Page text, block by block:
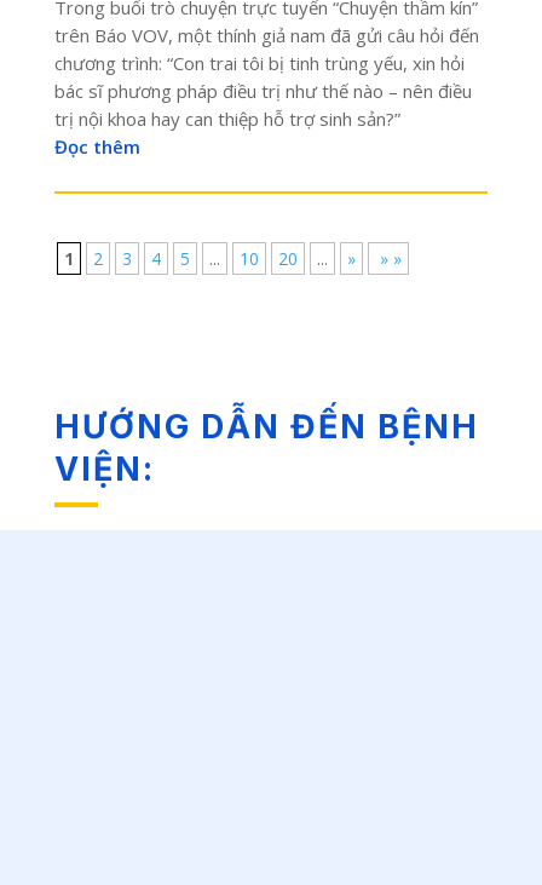
Trong buổi trò chuyện trực tuyến “Chuyện thầm kín”
trên Báo VOV, một thính giả nam đã gửi câu hỏi đến
chương trình: “Con trai tôi bị tinh trùng yếu, xin hỏi
bác sĩ phương pháp điều trị như thế nào – nên điều
trị nội khoa hay can thiệp hỗ trợ sinh sản?”
Đọc thêm
1 2 3 4 5 ... 10 20 ... » » »
HƯỚNG DẪN ĐẾN BỆNH
VIỆN: